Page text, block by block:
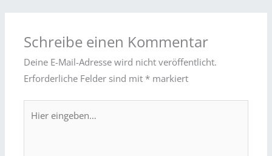
Schreibe einen Kommentar
Deine E-Mail-Adresse wird nicht veröffentlicht.
Erforderliche Felder sind mit * markiert
eingeben…